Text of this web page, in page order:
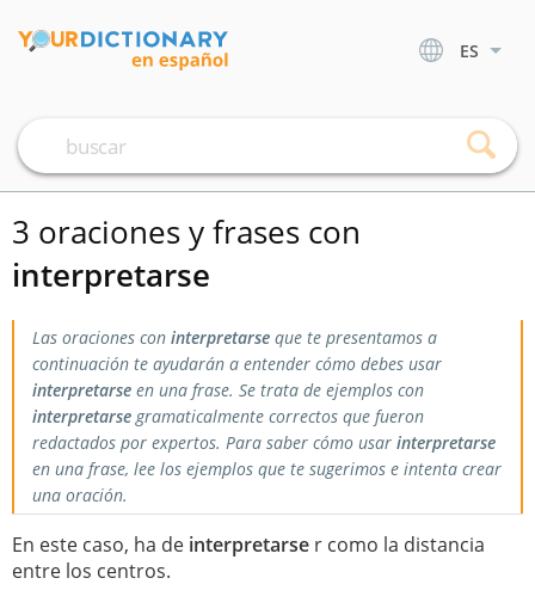
ES
3 oraciones y frases con
interpretarse
Las oraciones con interpretarse que te presentamos a
continuación te ayudarán a entender cómo debes usar
interpretarse en una frase. Se trata de ejemplos con
interpretarsegramaticalmente correctos que fueron
redactados por expertos. Para saber cómo usar interpretarse
en una frase, lee los ejemplos que te sugerimos e intenta crear
una oración.
En este caso, ha de interpretarse r como la distancia
entre los centros.